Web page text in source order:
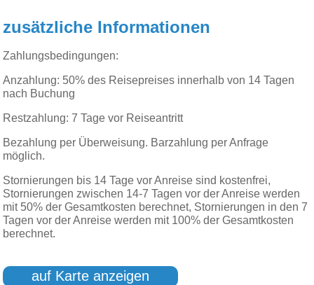
zusätzliche Informationen
Zahlungsbedingungen:
Anzahlung: 50% des Reisepreises innerhalb von 14 Tagen
nach Buchung
Restzahlung: 7 Tage vor Reiseantritt
Bezahlung per Überweisung. Barzahlung per Anfrage
möglich.
Stornierungen bis 14 Tage vor Anreise sind kostenfrei,
Stornierungen zwischen 14-7 Tagen vor der Anreise werden
mit 50% der Gesamtkosten berechnet, Stornierungen in den 7
Tagen vor der Anreise werden mit 100% der Gesamtkosten
berechnet.
auf Karte anzeigen